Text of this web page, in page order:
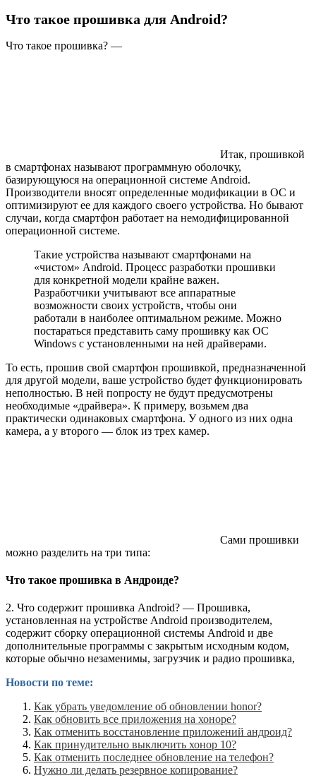
Что такое прошивка для Android?
Что такое прошивка? —
Итак, прошивкой
в смартфонах называют программную оболочку,
базирующуюся на операционной системе Android.
Производители вносят определенные модификации в ОС и
оптимизируют ее для каждого своего устройства. Но бывают
случаи, когда смартфон работает на немодифицированной
операционной системе.
Такие устройства называют смартфонами на
«чистом» Android. Процесс разработки прошивки
для конкретной модели крайне важен.
Разработчики учитывают все аппаратные
возможности своих устройств, чтобы они
работали в наиболее оптимальном режиме. Можно
постараться представить саму прошивку как ОС
Windows с установленными на ней драйверами.
То есть, прошив свой смартфон прошивкой, предназначенной
для другой модели, ваше устройство будет функционировать
неполностью. В ней попросту не будут предусмотрены
необходимые «драйвера». К примеру, возьмем два
практически одинаковых смартфона. У одного из них одна
камера, а у второго — блок из трех камер.
Сами прошивки
можно разделить на три типа:
Что такое прошивка в Андроиде?
2. Что содержит прошивка Android? — Прошивка,
установленная на устройстве Android производителем,
содержит сборку операционной системы Android и две
дополнительные программы с закрытым исходным кодом,
которые обычно незаменимы, загрузчик и радио прошивка,
Новости по теме:
Как убрать уведомление об обновлении honor?
Как обновить все приложения на хоноре?
Как отменить восстановление приложений андроид?
Как принудительно выключить хонор 10?
Как отменить последнее обновление на телефон?
Нужно ли делать резервное копирование?